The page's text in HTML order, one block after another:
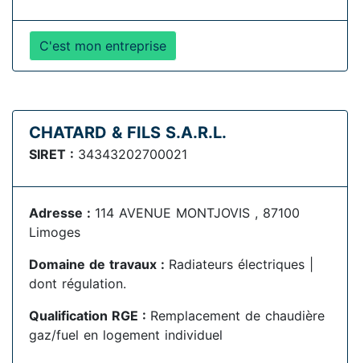
C'est mon entreprise
CHATARD & FILS S.A.R.L.
SIRET : 34343202700021
Adresse : 114 AVENUE MONTJOVIS , 87100
Limoges
Domaine de travaux : Radiateurs électriques |
dont régulation.
Qualification RGE : Remplacement de chaudière
gaz/fuel en logement individuel